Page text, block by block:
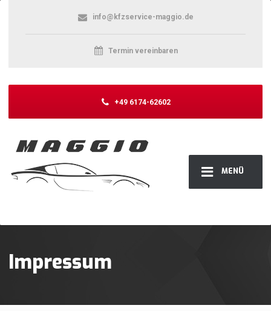
MENÜ
info@kfzservice-maggio.de
Termin vereinbaren
+49 6174-62602
Impressum